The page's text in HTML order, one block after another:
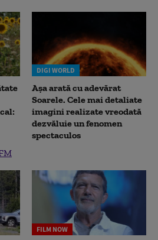
DIGI WORLD
Așa arată cu adevărat
Soarele. Cele mai detaliate
imagini realizate vreodată
dezvăluie un fenomen
spectaculos
FILM NOW